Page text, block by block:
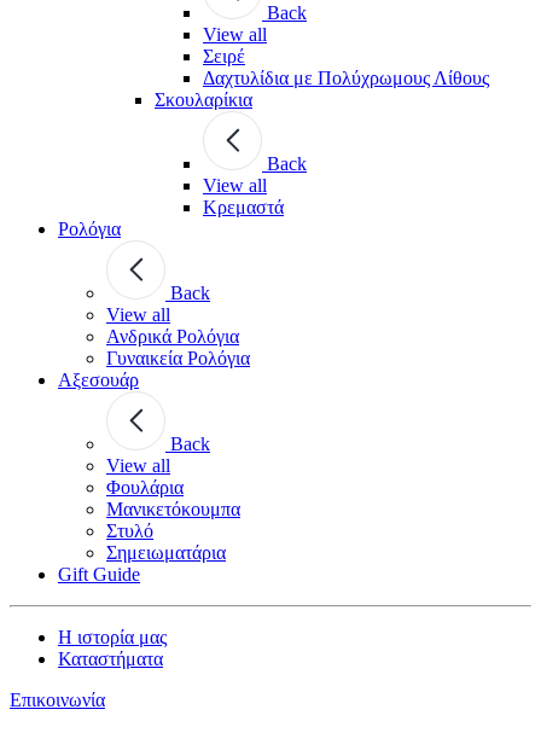
Back
View all
Σειρέ
Δαχτυλίδια με Πολύχρωμους Λίθους
Σκουλαρίκια
Back
View all
Κρεμαστά
Ρολόγια
Back
View all
Ανδρικά Ρολόγια
Γυναικεία Ρολόγια
Αξεσουάρ
Back
View all
Φουλάρια
Μανικετόκουμπα
Στυλό
Σημειωματάρια
Gift Guide
Η ιστορία μας
Καταστήματα
Επικοινωνία